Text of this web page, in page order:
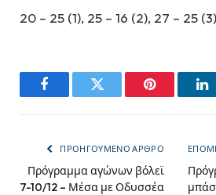
20 – 25 (1), 25 – 16 (2), 27 – 25
FacebookTwitter Pinterest
ΠΡΟΗΓΟΎΜΕΝΟ ΆΡΘΡΟ
Πρόγραμμα αγώνων βόλεϊ
7-10/12 – Μέσα με Οδυσσέα